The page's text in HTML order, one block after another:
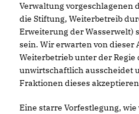
Verwaltung vorgeschlagenen
die Stiftung, Weiterbetreib
Erweiterung der Wasserwelt)
sein. Wir erwarten von dieser
Weiterbetrieb unter der Regie
unwirtschaftlich ausscheidet
Fraktionen dieses
Eine starre Vorfestlegung,